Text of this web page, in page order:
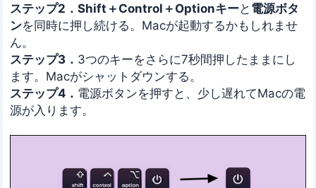
ステップ2．Shift＋Control＋Optionキーと 電源ボタ
ンを同時に押し続ける。Macが起動するかもしれませ
ん。
ステップ3． 3つのキーをさらに7秒間押したままにし
ます。Macがシャットダウンする。
ステップ4． 電源ボタンを押すと、少し遅れてMacの電
源が入ります。